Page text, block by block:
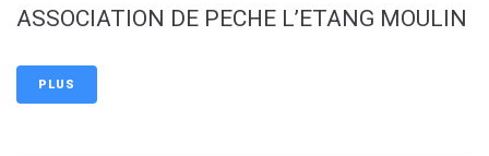
ASSOCIATION DE PECHE L’ETANG MOULIN
PLUS